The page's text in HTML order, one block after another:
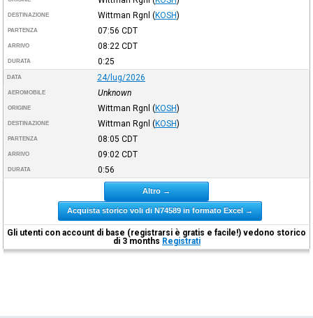
DESTINAZIONE Wittman Rgnl (KOSH)
PARTENZA 07:56 CDT
ARRIVO 08:22 CDT
DURATA 0:25
DATA 24/lug/2026
AEROMOBILE Unknown
ORIGINE Wittman Rgnl (KOSH)
DESTINAZIONE Wittman Rgnl (KOSH)
PARTENZA 08:05 CDT
ARRIVO 09:02 CDT
DURATA 0:56
Altro →
Acquista storico voli di N74589 in formato Excel →
Gli utenti con account di base (registrarsi è gratis e facile!) vedono storico
di 3 months Registrati